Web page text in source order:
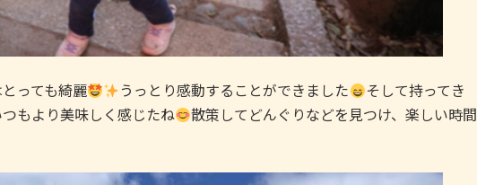
っても綺麗 うっとり感動することができました
そして持ってき
もより美味しく感じたね
散策してどんぐりなどを見つけ、楽しい時間